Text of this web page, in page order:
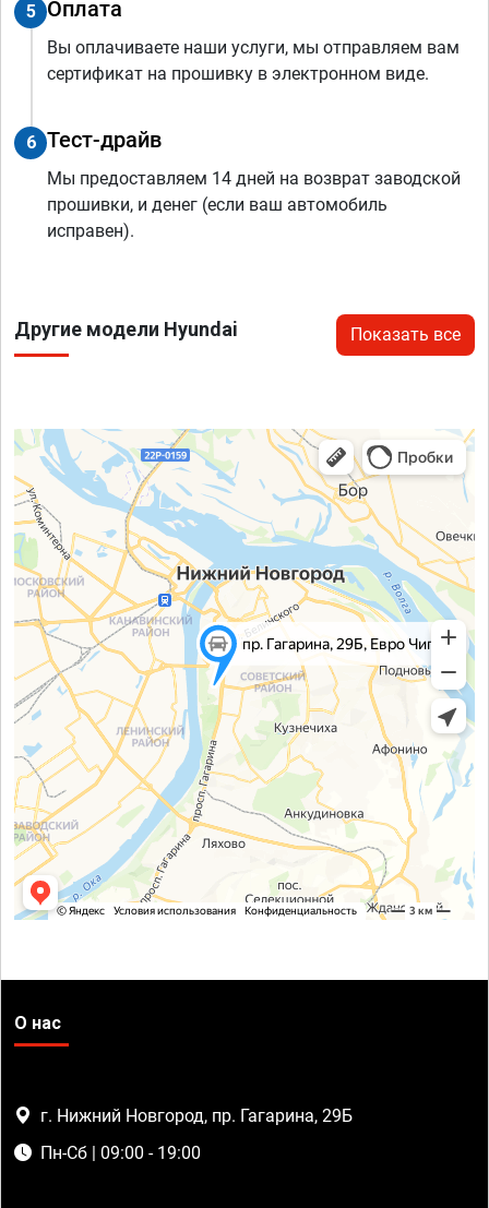
5 Оплата
Вы оплачиваете наши услуги, мы отправляем вам
сертификат на прошивку в электронном виде.
6 Тест-драйв
Мы предоставляем 14 дней на возврат заводской
прошивки, и денег (если ваш автомобиль
исправен).
Другие модели Hyundai Показать все
О нас
г. Нижний Новгород, пр. Гагарина, 29Б
Пн-Сб | 09:00 - 19:00